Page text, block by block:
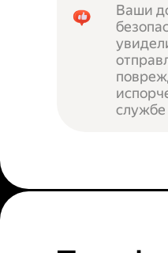
Ваши